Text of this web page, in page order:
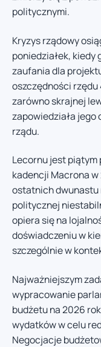
politycznymi.
Kryzys rządowy
poniedziałek, kiedy
zaufania dla
oszczędności rzędu
zarówno skrajnej
zapowiedziała jego
rządu.
Lecornu jest
kadencji Macrona
ostatnich dwunastu
politycznej
opiera się na
doświadczeniu w
szczególnie w
Najważniejszym
wypracowanie
budżetu na 2026
wydatków w celu
Negocjacje